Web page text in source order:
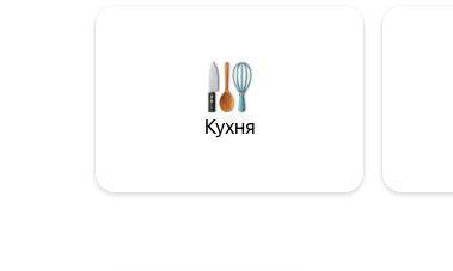
🚗 Зручне паркування – може вмістити
до 3 автомобілів (чудово підходить для
груп) • 🌳 Вид на природу – гори та сад,
приватне патіо • 👪 Для сімей – ліжко
барбекю, вхід без сходинок
Кухня